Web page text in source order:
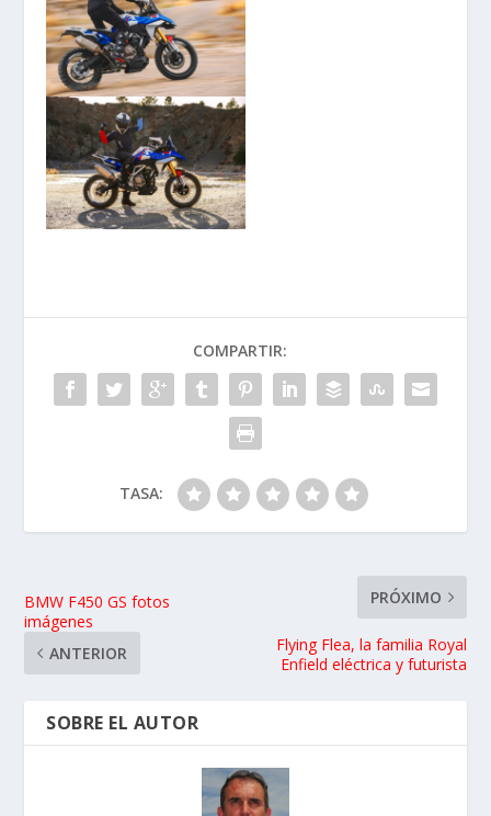
COMPARTIR:
TASA:
BMW F450 GS fotos
imágenes
ANTERIOR
PRÓXIMO
Flying Flea, la familia Royal
Enfield eléctrica y futurista
SOBRE EL AUTOR